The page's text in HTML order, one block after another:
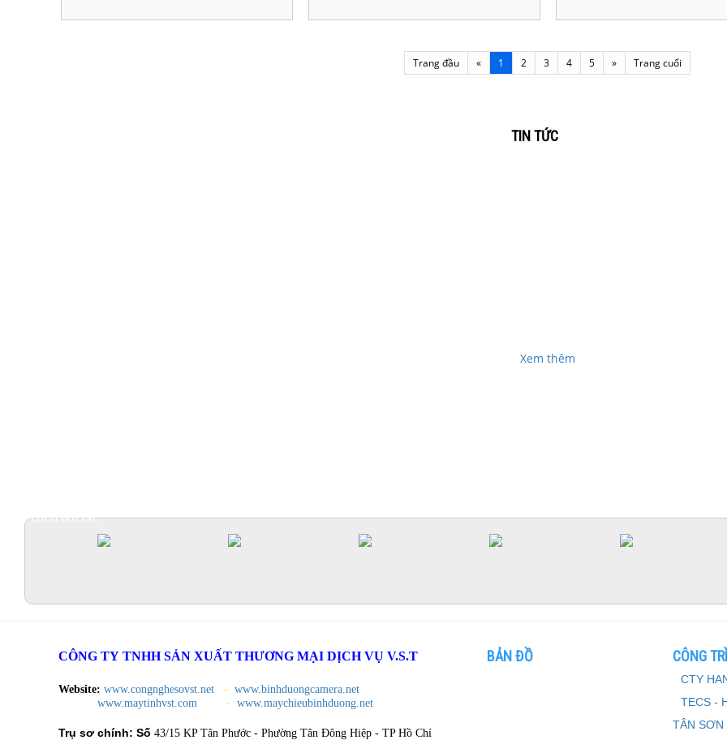
Trang đầu « 1 2 3 4 5 » Trang cuối
TIN TỨC
Xem thêm
LOGO ĐỐI TÁC
CÔNG TY TNHH SẢN XUẤT THƯƠNG MẠI DỊCH VỤ V.S.T
Website: www.congnghesovst.net - www.binhduongcamera.net
www.maytinhvst.com
- www.maychieubinhduong.net
Trụ sơ chính: Số 43/15 KP Tân Phước - Phường Tân Đông Hiệp - TP Hồ Chí
BẢN ĐỒ CÔNG
CTY
TECS -
TÂN SƠN